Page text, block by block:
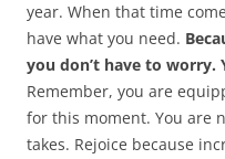
year. When that time
have what you need.
you don’t have to worry.
Remember, you are
for this moment. You are
takes. Rejoice because